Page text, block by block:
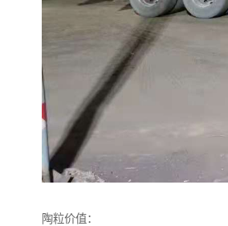
陶粒价值：